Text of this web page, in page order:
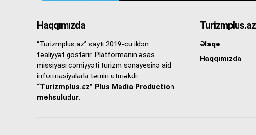
Haqqımızda
“Turizmplus.az” saytı 2019-cu ildən
fəaliyyət göstərir. Platformanın əsas
missiyası cəmiyyəti turizm sənayesinə aid
informasiyalarla təmin etməkdir.
“Turizmplus.az” Plus Media Production
məhsuludur.
Turizmplus.az
Əlaqə
Haqqımızda